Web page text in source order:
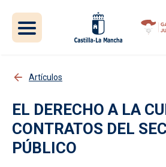
Artículos
EL DERECHO A LA
CONTRATOS DEL
PÚBLICO